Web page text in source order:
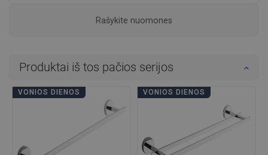
Rašykite nuomones
Produktai iš tos pačios serijos
VONIOS DIENOS VONIOS DIENOS